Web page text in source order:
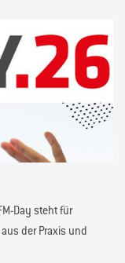
Day steht für
der Praxis und